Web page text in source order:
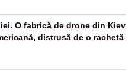
O fabrică de drone din Kiev
distrusă de o rachetă